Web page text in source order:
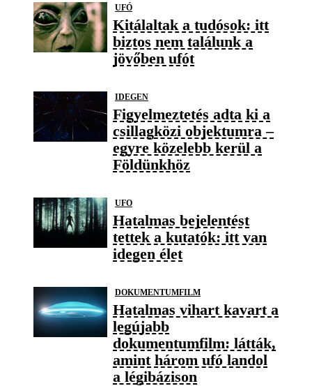
UFÓ
Kitálaltak a tudósok: itt
biztos nem találunk a
jövőben ufót
IDEGEN
Figyelmeztetés adta ki a
csillagközi objektumra –
egyre közelebb kerül a
Földünkhöz
UFO
Hatalmas bejelentést
tettek a kutatók: itt van
idegen élet
DOKUMENTUMFILM
Hatalmas vihart kavart a
legújabb
dokumentumfilm: látták,
amint három ufó landol
a légibázison